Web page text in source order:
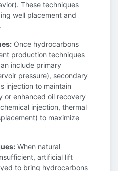
These techniques
well placement and
Once hydrocarbons
production techniques
include primary
pressure), secondary
injection to maintain
or enhanced oil recovery
injection, thermal
to maximize
When natural
artificial lift
to bring hydrocarbons